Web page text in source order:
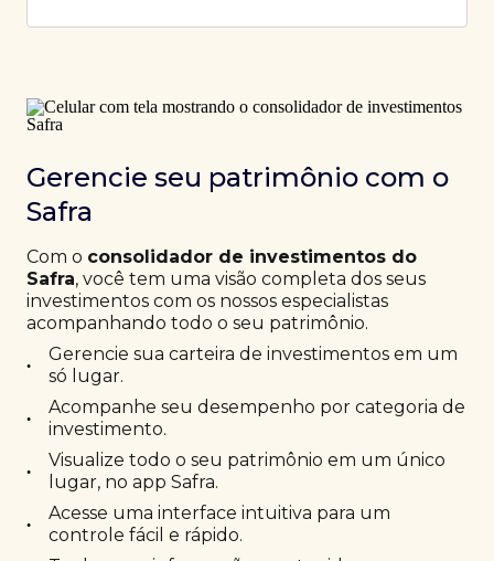
Gerencie seu patrimônio com o
Safra
Com o consolidador de investimentos do
Safra, você tem uma visão completa dos seus
investimentos com os nossos especialistas
acompanhando todo o seu patrimônio.
•
Gerencie sua carteira de investimentos em um
só lugar.
•
Acompanhe seu desempenho por categoria de
investimento.
•
Visualize todo o seu patrimônio em um único
lugar, no app Safra.
•
Acesse uma interface intuitiva para um
controle fácil e rápido.